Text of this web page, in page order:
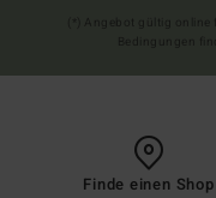
Finde einen Shop